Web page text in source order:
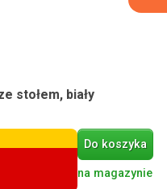
stołem, biały
Do koszyka
na magazynie